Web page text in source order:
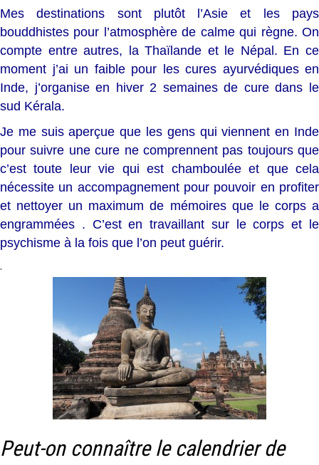
Mes destinations sont plutôt l’Asie et les pays
bouddhistes pour l’atmosphère de calme qui règne. On
compte entre autres, la Thaïlande et le Népal. En ce
moment j’ai un faible pour les cures ayurvédiques en
Inde, j’organise en hiver 2 semaines de cure dans le
sud Kérala.
Je me suis aperçue que les gens qui viennent en Inde
pour suivre une cure ne comprennent pas toujours que
c’est toute leur vie qui est chamboulée et que cela
nécessite un accompagnement pour pouvoir en profiter
et nettoyer un maximum de mémoires que le corps a
engrammées . C’est en travaillant sur le corps et le
psychisme à la fois que l’on peut guérir.
.
Peut-on connaître le calendrier de